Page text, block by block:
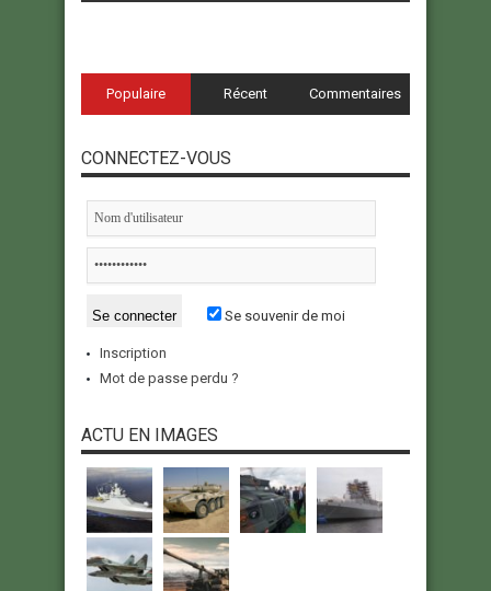
Populaire Récent Commentaires
CONNECTEZ-VOUS
Se souvenir de moi
Inscription
Mot de passe perdu ?
ACTU EN IMAGES